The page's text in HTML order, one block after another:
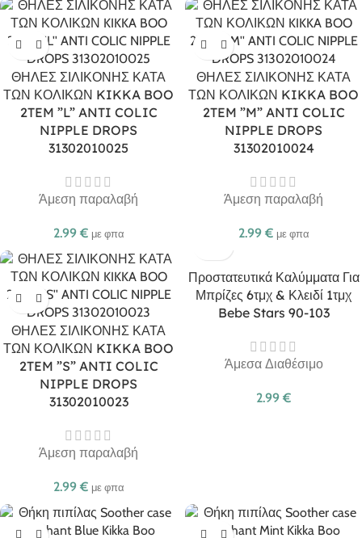
ΘΗΛΕΣ ΣΙΛΙΚΟΝΗΣ ΚΑΤΑ
ΤΩΝ ΚΟΛΙΚΩΝ KIKKA BOO
2TEM ”L” ANTI COLIC
NIPPLE DROPS
31302010025
Άμεση παραλαβή
2.99 € με φπα
ΘΗΛΕΣ ΣΙΛΙΚΟΝΗΣ ΚΑΤΑ
ΤΩΝ ΚΟΛΙΚΩΝ KIKKA BOO
2TEM ”M” ANTI COLIC
NIPPLE DROPS
31302010024
Άμεση παραλαβή
2.99 € με φπα
ΘΗΛΕΣ ΣΙΛΙΚΟΝΗΣ ΚΑΤΑ
ΤΩΝ ΚΟΛΙΚΩΝ KIKKA BOO
2TEM ”S” ANTI COLIC
NIPPLE DROPS
31302010023
Άμεση παραλαβή
2.99 € με φπα
Προστατευτικά Καλύμματα Για
Μπρίζες 6τμχ & Κλειδί 1τμχ
Bebe Stars 90-103
Άμεσα Διαθέσιμο
2.99 €